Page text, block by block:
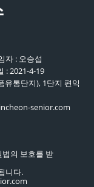
자 : 오승섭
: 2021-4-19
유통단지), 1단지 편익
senior.com
의 보호를 받
니다.